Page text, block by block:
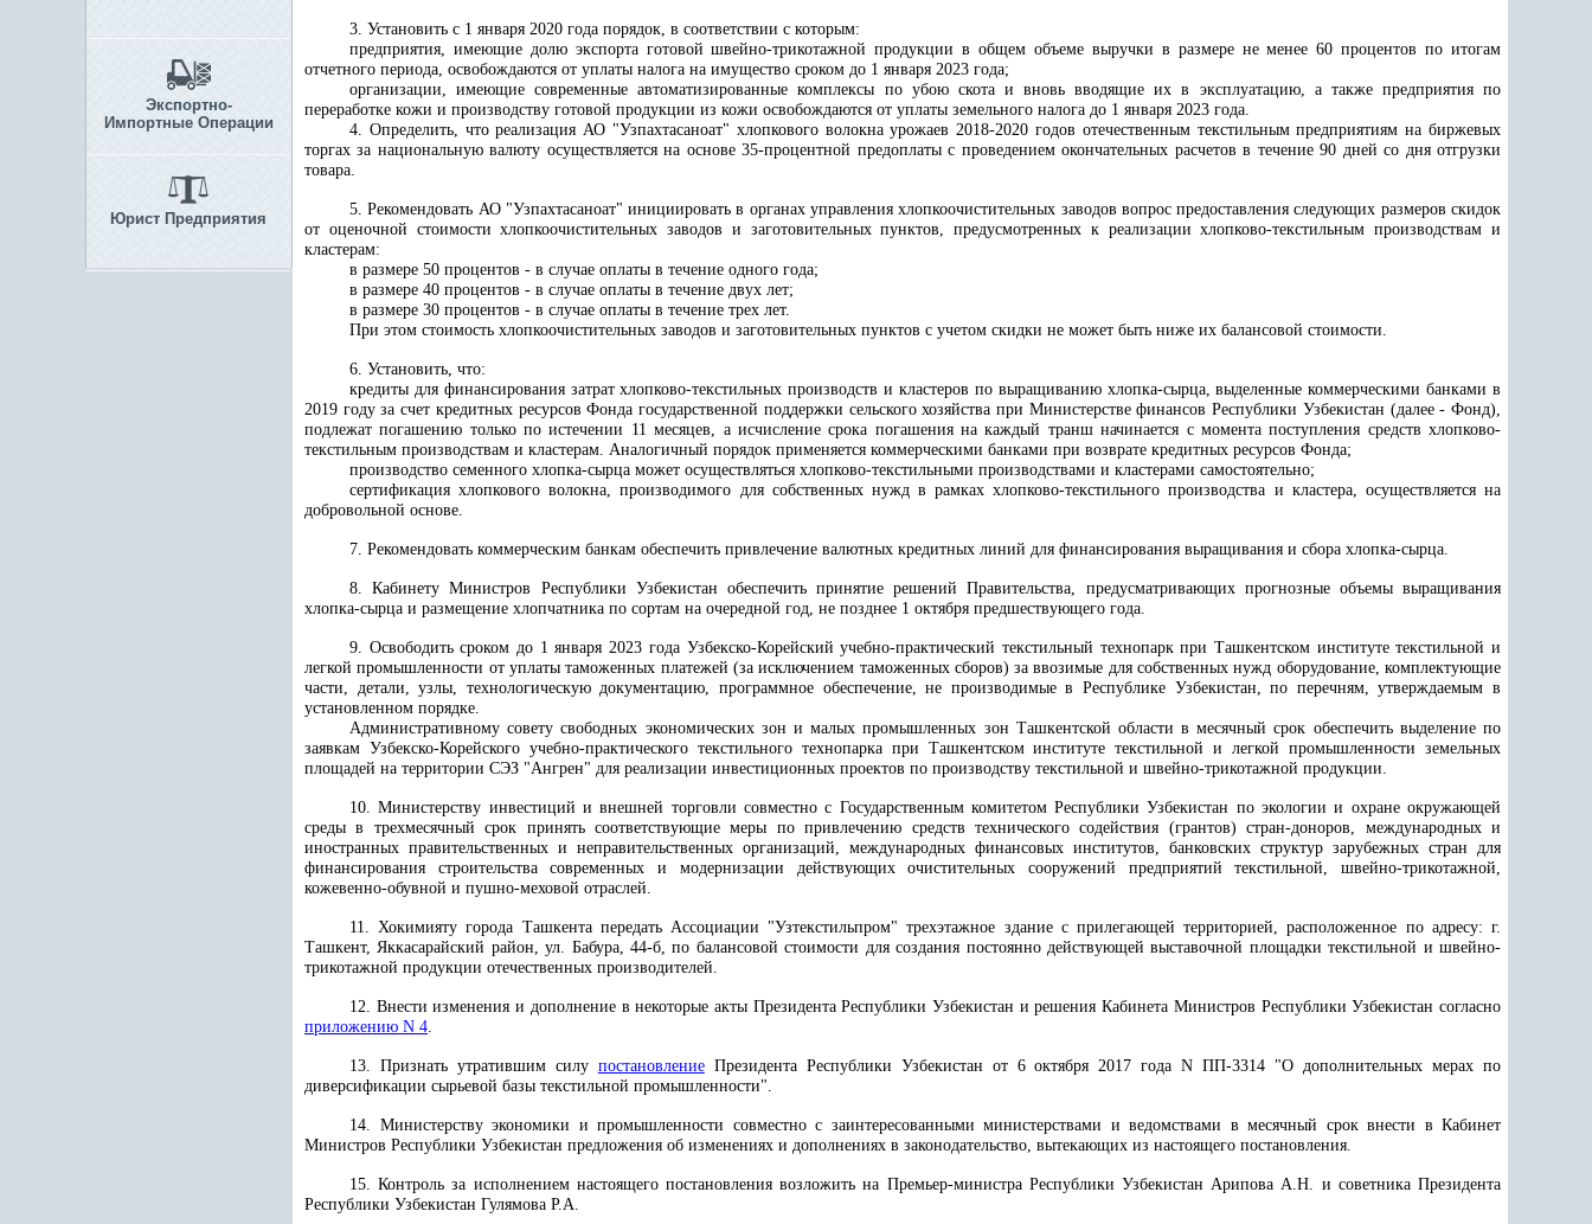
Экспортно-
Импортные Операции
Юрист Предприятия
3. Установить с 1 января 2020 года порядок, в соответствии с которым:
предприятия, имеющие долю экспорта готовой швейно-трикотажной продукции в общем объеме выручки в размере не менее 60 процентов по итогам
отчетного периода, освобождаются от уплаты налога на имущество сроком до 1 января 2023 года;
организации, имеющие современные автоматизированные комплексы по убою скота и вновь вводящие их в эксплуатацию, а также предприятия по
переработке кожи и производству готовой продукции из кожи освобождаются от уплаты земельного налога до 1 января 2023 года.
4. Определить, что реализация АО "Узпахтасаноат" хлопкового волокна урожаев 2018-2020 годов отечественным текстильным предприятиям на биржевых
торгах за национальную валюту осуществляется на основе 35-процентной предоплаты с проведением окончательных расчетов в течение 90 дней со дня отгрузки
товара.
5. Рекомендовать АО "Узпахтасаноат" инициировать в органах управления хлопкоочистительных заводов вопрос предоставления следующих размеров скидок
от оценочной стоимости хлопкоочистительных заводов и заготовительных пунктов, предусмотренных к реализации хлопково-текстильным производствам и
кластерам:
в размере 50 процентов - в случае оплаты в течение одного года;
в размере 40 процентов - в случае оплаты в течение двух лет;
в размере 30 процентов - в случае оплаты в течение трех лет.
При этом стоимость хлопкоочистительных заводов и заготовительных пунктов с учетом скидки не может быть ниже их балансовой стоимости.
6. Установить, что:
кредиты для финансирования затрат хлопково-текстильных производств и кластеров по выращиванию хлопка-сырца, выделенные коммерческими банками в
2019 году за счет кредитных ресурсов Фонда государственной поддержки сельского хозяйства при Министерстве финансов Республики Узбекистан (далее - Фонд),
подлежат погашению только по истечении 11 месяцев, а исчисление срока погашения на каждый транш начинается с момента поступления средств хлопково-
текстильным производствам и кластерам. Аналогичный порядок применяется коммерческими банками при возврате кредитных ресурсов Фонда;
производство семенного хлопка-сырца может осуществляться хлопково-текстильными производствами и кластерами самостоятельно;
сертификация хлопкового волокна, производимого для собственных нужд в рамках хлопково-текстильного производства и кластера, осуществляется на
добровольной основе.
7. Рекомендовать коммерческим банкам обеспечить привлечение валютных кредитных линий для финансирования выращивания и сбора хлопка-сырца.
8. Кабинету Министров Республики Узбекистан обеспечить принятие решений Правительства, предусматривающих прогнозные объемы выращивания
хлопка-сырца и размещение хлопчатника по сортам на очередной год, не позднее 1 октября предшествующего года.
9. Освободить сроком до 1 января 2023 года Узбекско-Корейский учебно-практический текстильный технопарк при Ташкентском институте текстильной и
легкой промышленности от уплаты таможенных платежей (за исключением таможенных сборов) за ввозимые для собственных нужд оборудование, комплектующие
части, детали, узлы, технологическую документацию, программное обеспечение, не производимые в Республике Узбекистан, по перечням, утверждаемым в
установленном порядке.
Административному совету свободных экономических зон и малых промышленных зон Ташкентской области в месячный срок обеспечить выделение по
заявкам Узбекско-Корейского учебно-практического текстильного технопарка при Ташкентском институте текстильной и легкой промышленности земельных
площадей на территории СЭЗ "Ангрен" для реализации инвестиционных проектов по производству текстильной и швейно-трикотажной продукции.
10. Министерству инвестиций и внешней торговли совместно с Государственным комитетом Республики Узбекистан по экологии и охране окружающей
среды в трехмесячный срок принять соответствующие меры по привлечению средств технического содействия (грантов) стран-доноров, международных и
иностранных правительственных и неправительственных организаций, международных финансовых институтов, банковских структур зарубежных стран для
финансирования строительства современных и модернизации действующих очистительных сооружений предприятий текстильной, швейно-трикотажной,
кожевенно-обувной и пушно-меховой отраслей.
11. Хокимияту города Ташкента передать Ассоциации "Узтекстильпром" трехэтажное здание с прилегающей территорией, расположенное по адресу: г.
Ташкент, Яккасарайский район, ул. Бабура, 44-б, по балансовой стоимости для создания постоянно действующей выставочной площадки текстильной и швейно-
трикотажной продукции отечественных производителей.
12. Внести изменения и дополнение в некоторые акты Президента Республики Узбекистан и решения Кабинета Министров Республики Узбекистан согласно
приложению N 4.
13. Признать утратившим силу постановлениеПрезидента Республики Узбекистан от 6 октября 2017 года N ПП-3314 "О дополнительных мерах по
диверсификации сырьевой базы текстильной промышленности".
14. Министерству экономики и промышленности совместно с заинтересованными министерствами и ведомствами в месячный срок внести в Кабинет
Министров Республики Узбекистан предложения об изменениях и дополнениях в законодательство, вытекающих из настоящего постановления.
15. Контроль за исполнением настоящего постановления возложить на Премьер-министра Республики Узбекистан Арипова А.Н. и советника Президента
Республики Узбекистан Гулямова Р.А.